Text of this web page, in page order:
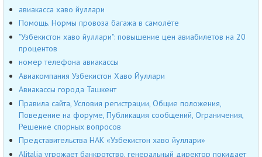
авиакасса хаво йуллари
Помощь. Нормы провоза багажа в самолёте
"Узбекистон хаво йуллари": повышение цен авиабилетов на 20
процентов
номер телефона авиакассы
Авиакомпания Узбекистон Хаво Йуллари
Авиакассы города Ташкент
Правила сайта, Условия регистрации, Общие положения,
Поведение на форуме, Публикация сообщений, Ограничения,
Решение спорных вопросов
Представительства НАК «Узбекистон хаво йуллари»
Alitalia угрожает банкротство, генеральный директор покидает